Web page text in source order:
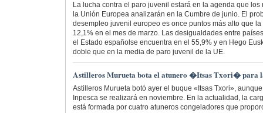
La lucha contra el paro juvenil estará en la agenda que
la Unión Europea analizarán en la Cumbre de junio. El
desempleo juvenil europeo es once puntos más alto que
12,1% en el mes de marzo. Las desigualdades entre
el Estado españolse encuentra en el 55,9% y en Hego
doble que en la media de paro juvenil de la UE.
Astilleros Murueta bota el atunero �Itsas Txori� para
Astilleros Murueta botó ayer el buque «Itsas Txori»,
Inpesca se realizará en noviembre. En la actualidad, la
está formada por cuatro atuneros congeladores que